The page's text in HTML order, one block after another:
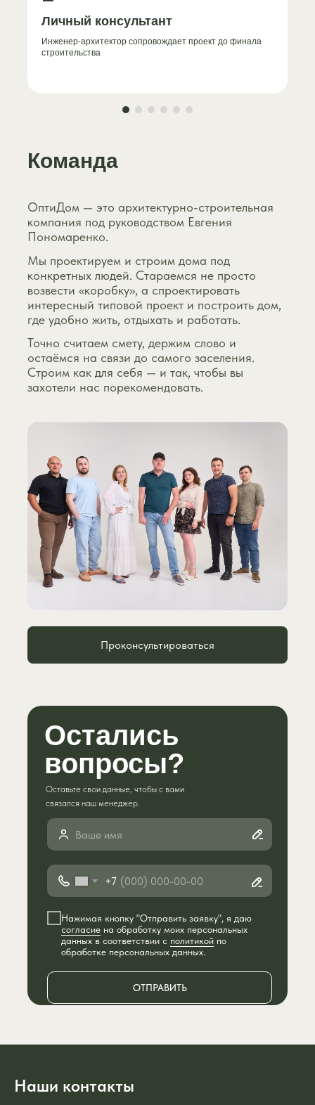
Личный консультант
Инженер-архитектор сопровождает проект до финала
строительства
Проконсультироваться
Команда
ОптиДом — это архитектурно-строительная
компания под руководством Евгения
Пономаренко.
Мы проектируем и строим дома под
конкретных людей. Стараемся не просто
возвести «коробку», а спроектировать
интересный типовой проект и построить дом,
где удобно жить, отдыхать и работать.
Точно считаем смету, держим слово и
остаёмся на связи до самого заселения.
Строим как для себя — и так, чтобы вы
захотели нас порекомендовать.
+7
Нажимая кнопку "Отправить заявку", я даю
согласие на обработку моих персональных
данных в соответствии с политикой по
обработке персональных данных.
ОТПРАВИТЬ
Остались
вопросы?
Оставьте свои данные, чтобы с вами
связался наш менеджер.
Наши контакты